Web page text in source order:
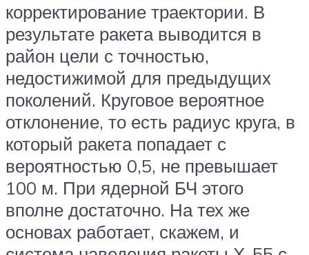
корректирование траектории. В
результате ракета выводится в
район цели с точностью,
недостижимой для предыдущих
поколений. Круговое вероятное
отклонение, то есть радиус круга, в
который ракета попадает с
вероятностью 0,5, не превышает
100 м. При ядерной БЧ этого
вполне достаточно. На тех же
основах работает, скажем, и